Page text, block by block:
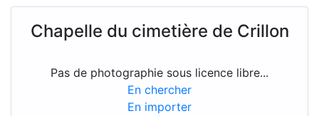
Chapelle du cimetière de Crillon
Pas de photographie sous licence libre...
En chercher
En importer